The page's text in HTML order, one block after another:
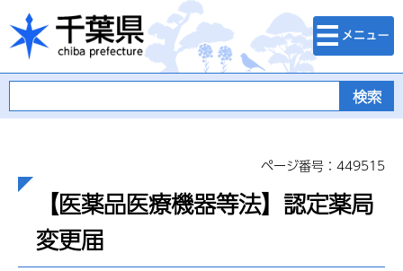
千葉県
検索・メニュ
ー
ページ番号：449515
【医薬品医療機器等法】認定薬局
変更届